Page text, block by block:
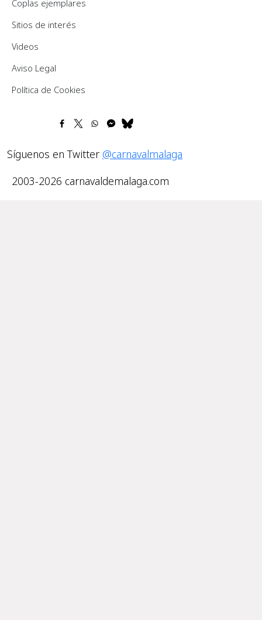
Coplas ejemplares
Sitios de interés
Videos
Pie de página
Aviso Legal
Política de Cookies
Síguenos en Twitter @carnavalmalaga
2003-2026 carnavaldemalaga.com